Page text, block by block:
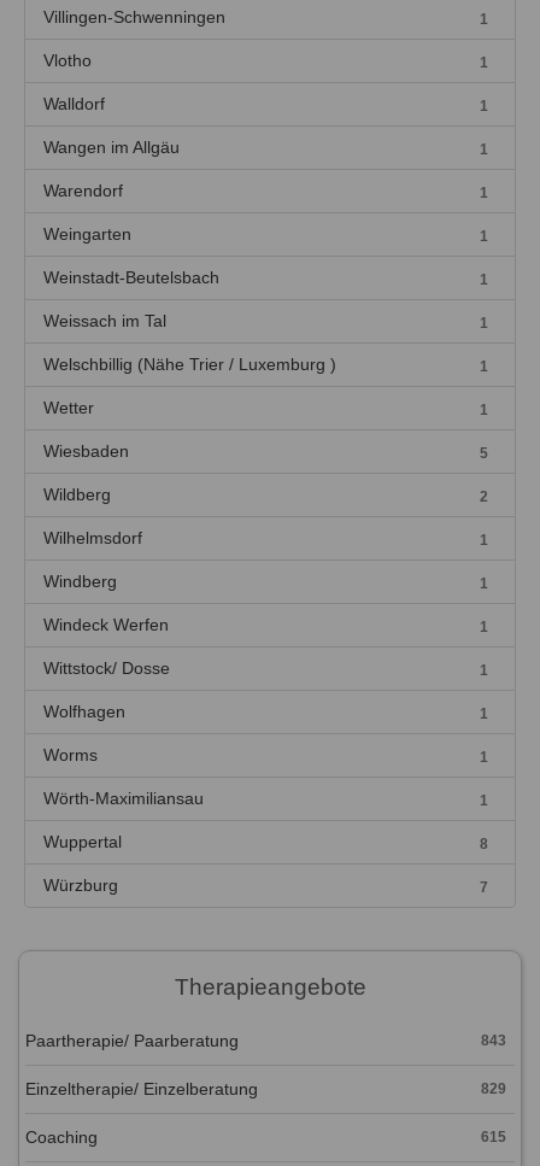
Villingen-Schwenningen 1
Vlotho 1
Walldorf 1
Wangen im Allgäu 1
Warendorf 1
Weingarten 1
Weinstadt-Beutelsbach 1
Weissach im Tal 1
Welschbillig (Nähe Trier / Luxemburg ) 1
Wetter 1
Wiesbaden 5
Wildberg 2
Wilhelmsdorf 1
Windberg 1
Windeck Werfen 1
Wittstock/ Dosse 1
Wolfhagen 1
Worms 1
Wörth-Maximiliansau 1
Wuppertal 8
Würzburg 7
Therapieangebote
Paartherapie/ Paarberatung 843
Einzeltherapie/ Einzelberatung 829
Coaching 615